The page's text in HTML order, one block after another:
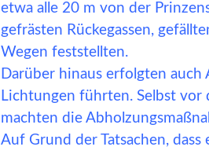
etwa alle 20 m von der
gefrästen Rückegassen,
Wegen feststellten.
Darüber hinaus erfolgten auch
Lichtungen führten. Selbst vor
machten die
Auf Grund der Tatsachen,